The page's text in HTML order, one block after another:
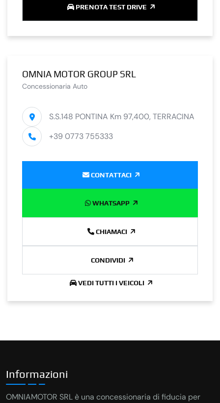
PRENOTA TEST DRIVE
OMNIA MOTOR GROUP SRL
Concessionaria Auto
S.S.148 PONTINA Km 97,400, TERRACINA
+39 0773 755333
CONTATTACI
WHATSAPP
CHIAMACI
CONDIVIDI
VEDI TUTTI I VEICOLI
Informazioni
OMNIAMOTOR SRL è una concessionaria di fiducia per